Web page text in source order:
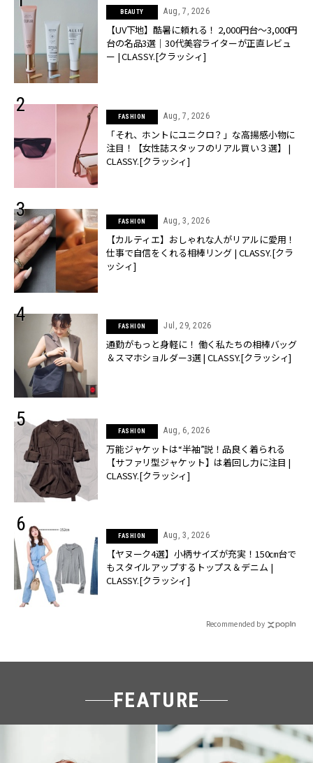
BEAUTY Aug, 7, 2026
【UV下地】酷暑に頼れる！ 2,000円台〜3,000円
台の名品3選｜30代美容ライターが正直レビュ
ー | CLASSY.[クラッシィ]
FASHION Aug, 7, 2026
「それ、ホントにユニクロ？」な高揚感小物に
注目！【女性誌スタッフのリアル買い３選】 |
CLASSY.[クラッシィ]
FASHION Aug, 3, 2026
【カルティエ】おしゃれな人がリアルに愛用！
仕事で自信をくれる相棒リング | CLASSY.[クラ
ッシィ]
FASHION Jul, 29, 2026
通勤がもっと身軽に！ 働く私たちの相棒バッグ
＆スマホショルダー3選 | CLASSY.[クラッシィ]
FASHION Aug, 6, 2026
万能ジャケットは“半袖”説！品良く着られる
【サファリ型ジャケット】は着回し力に注目 |
CLASSY.[クラッシィ]
FASHION Aug, 3, 2026
【ヤヌーク4選】小柄サイズが充実！150㎝台で
もスタイルアップするトップス＆デニム |
CLASSY.[クラッシィ]
Recommended by
FEATURE